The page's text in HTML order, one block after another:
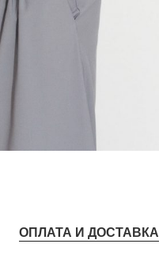
ОПЛАТА И ДОСТАВКА